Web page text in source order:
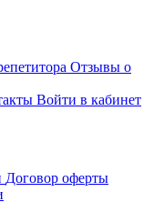
Отзывы о
Войти в кабинет
Договор оферты